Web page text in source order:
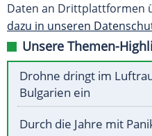
Daten an Drittplattformen
dazu in unseren
Unsere Themen-
Drohne dringt im
Bulgarien ein
Durch die Jahre mit